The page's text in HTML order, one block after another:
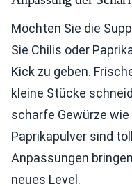
Möchten Sie die
Sie Chilis oder
Kick zu geben.
kleine Stücke
scharfe Gewürze
Paprikapulver sind
Anpassungen
neues Level.